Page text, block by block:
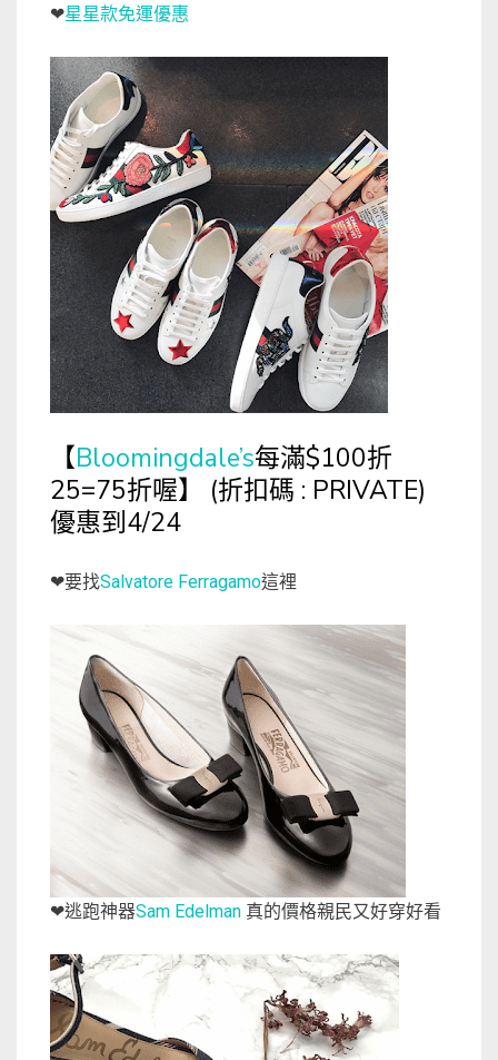
❤星星款免運優惠
【Bloomingdale’s每滿$100折
25=75折喔】 (折扣碼 : PRIVATE)
優惠到4/24
❤要找Salvatore Ferragamo這裡
❤逃跑神器Sam Edelman 真的價格親民又好穿好看